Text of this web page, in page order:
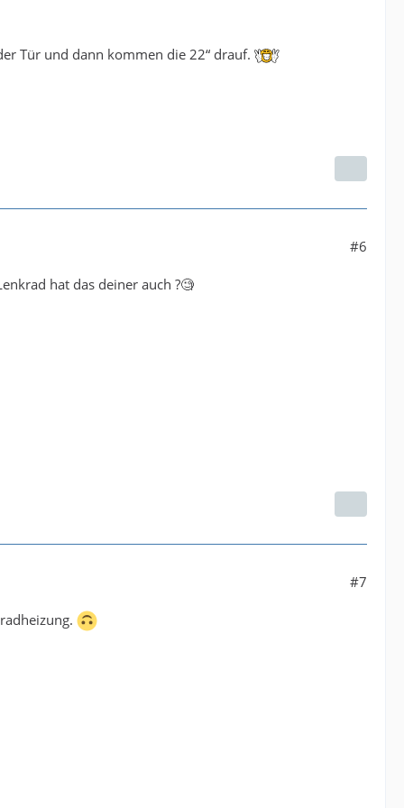
Tür und dann kommen die 22“ drauf.
#6
hat das deiner auch ?🧐
#7